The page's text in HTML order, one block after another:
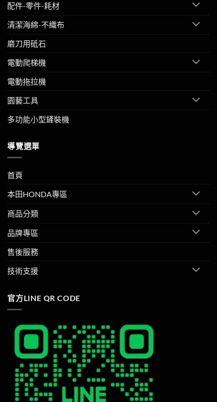
配件-零件-耗材
清潔海綿-不織布
磨刀用砥石
電動爬梯機
電動拖拉機
園藝工具
多功能小型鏟裝機
導覽選單
首頁
本田HONDA專區
商品分類
品牌專區
售後服務
技術支援
官方LINE QR CODE